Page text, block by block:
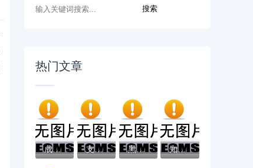
热门文章
成黑户了哪里可以借钱急用啊，2025五大专属... 支付宝借钱平台哪个靠谱？实测这5款低息灵活... 黑户借款必下口子：2025推荐5个通过率100%的... 知乎推荐！借钱哪个平台靠谱？这5个低息正规...